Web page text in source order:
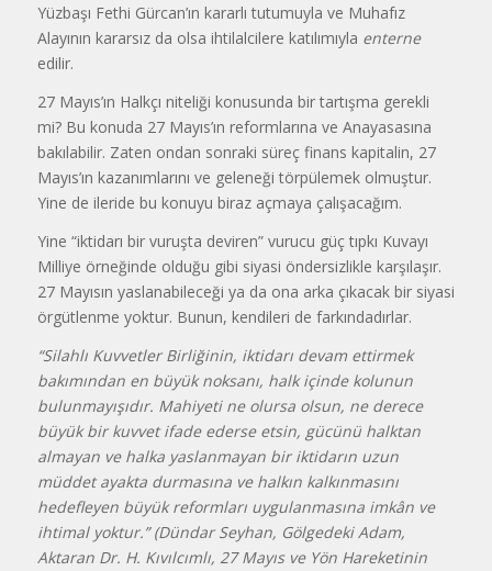
Yüzbaşı Fethi Gürcan’ın kararlı tutumuyla ve Muhafız
Alayının kararsız da olsa ihtilalcilere katılımıyla enterne
edilir.
27 Mayıs’ın Halkçı niteliği konusunda bir tartışma gerekli
mi? Bu konuda 27 Mayıs’ın reformlarına ve Anayasasına
bakılabilir. Zaten ondan sonraki süreç finans kapitalin, 27
Mayıs’ın kazanımlarını ve geleneği törpülemek olmuştur.
Yine de ileride bu konuyu biraz açmaya çalışacağım.
Yine “iktidarı bir vuruşta deviren” vurucu güç tıpkı Kuvayı
Milliye örneğinde olduğu gibi siyasi öndersizlikle karşılaşır.
27 Mayısın yaslanabileceği ya da ona arka çıkacak bir siyasi
örgütlenme yoktur. Bunun, kendileri de farkındadırlar.
“Silahlı Kuvvetler Birliğinin, iktidarı devam ettirmek
bakımından en büyük noksanı, halk içinde kolunun
bulunmayışıdır. Mahiyeti ne olursa olsun, ne derece
büyük bir kuvvet ifade ederse etsin, gücünü halktan
almayan ve halka yaslanmayan bir iktidarın uzun
müddet ayakta durmasına ve halkın kalkınmasını
hedefleyen büyük reformları uygulanmasına imkân ve
ihtimal yoktur.” (Dündar Seyhan, Gölgedeki Adam,
Aktaran Dr. H. Kıvılcımlı, 27 Mayıs ve Yön Hareketinin